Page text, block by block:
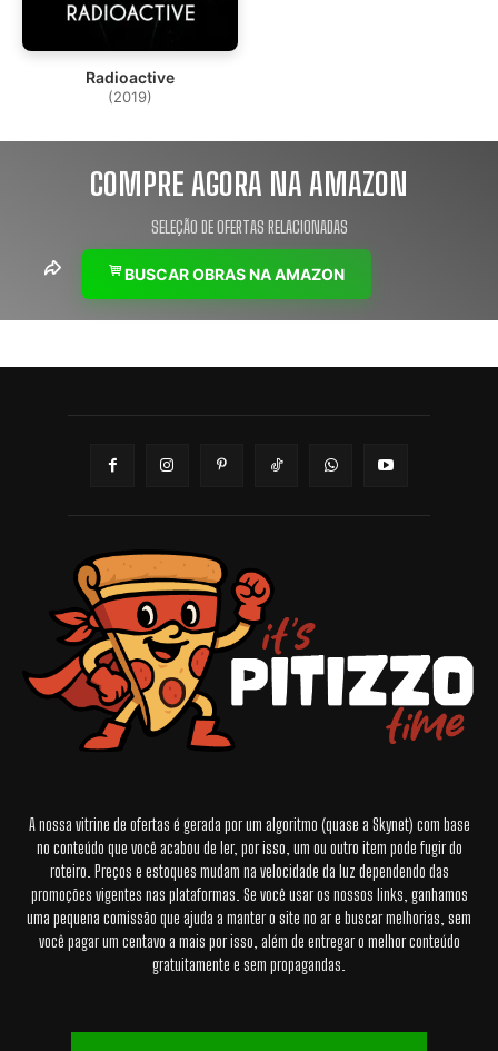
Radioactive
(2019)
COMPRE AGORA NA AMAZON
SELEÇÃO DE OFERTAS RELACIONADAS
BUSCAR OBRAS NA AMAZON
A nossa vitrine de ofertas é gerada por um algoritmo (quase a Skynet) com base
no conteúdo que você acabou de ler, por isso, um ou outro item pode fugir do
roteiro. Preços e estoques mudam na velocidade da luz dependendo das
promoções vigentes nas plataformas. Se você usar os nossos links, ganhamos
uma pequena comissão que ajuda a manter o site no ar e buscar melhorias, sem
você pagar um centavo a mais por isso, além de entregar o melhor conteúdo
gratuitamente e sem propagandas.